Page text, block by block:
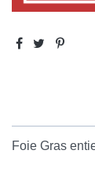
Foie Gras